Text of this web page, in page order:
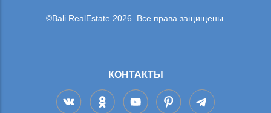
©Bali.RealEstate 2026. Все права защищены.
КОНТАКТЫ